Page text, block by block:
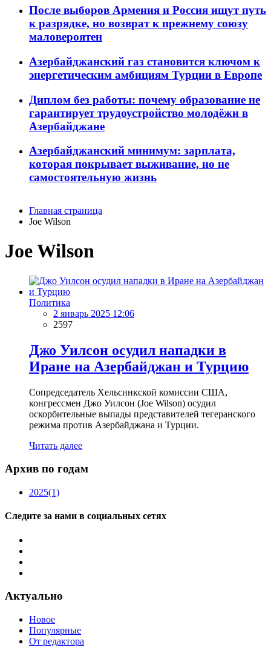
После выборов Армения и Россия ищут путь
к разрядке, но возврат к прежнему союзу
маловероятен
Азербайджанский газ становится ключом к
энергетическим амбициям Турции в Европе
Диплом без работы: почему образование не
гарантирует трудоустройство молодёжи в
Азербайджане
Азербайджанский минимум: зарплата,
которая покрывает выживание, но не
самостоятельную жизнь
Главная страница
Joe Wilson
Joe Wilson
Политика
2 январь 2025 12:06
2597
Джо Уилсон осудил нападки в
Иране на Азербайджан и Турцию
Сопредседатель Хельсинкской комиссии США,
конгрессмен Джо Уилсон (Joe Wilson) осудил
оскорбительные выпады представителей тегеранского
режима против Азербайджана и Турции.
Читать далее
Архив по годам
2025(1)
Следите за нами в социальных сетях
Актуально
Новое
Популярные
От редактора